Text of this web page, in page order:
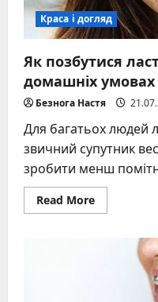
Краса і догляд
Як позбутися
домашніх
Безнога Настя
Для багатьох людей
звичний супутник
зробити менш
Read MoreRead
more
позбутися